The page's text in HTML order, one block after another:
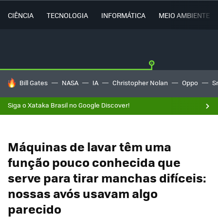
CIÊNCIA TECNOLOGIA INFORMÁTICA MEIO AMBIENTE
TENDÊNCIAS DO DIA
Bill Gates NASA IA Christopher Nolan Oppo
Siga o Xataka Brasil no Google Discover!
Máquinas de lavar têm uma
função pouco conhecida que
serve para tirar manchas difíceis:
nossas avós usavam algo
parecido